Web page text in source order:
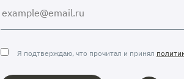
Я подтверждаю, что прочитал и принял